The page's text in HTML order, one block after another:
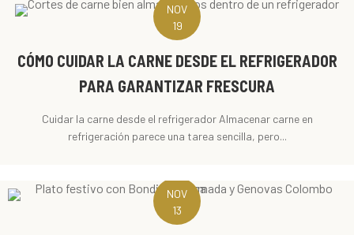
NOV
19
CÓMO CUIDAR LA CARNE DESDE EL REFRIGERADOR
PARA GARANTIZAR FRESCURA
Cuidar la carne desde el refrigerador Almacenar carne en
refrigeración parece una tarea sencilla, pero...
NOV
13